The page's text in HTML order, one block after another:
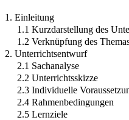
1. Einleitung
1.1 Kurzdarstellung des
1.2 Verknüpfung des
2. Unterrichtsentwurf
2.1 Sachanalyse
2.2 Unterrichtsskizze
2.3 Individuelle
2.4 Rahmenbedingungen
2.5 Lernziele